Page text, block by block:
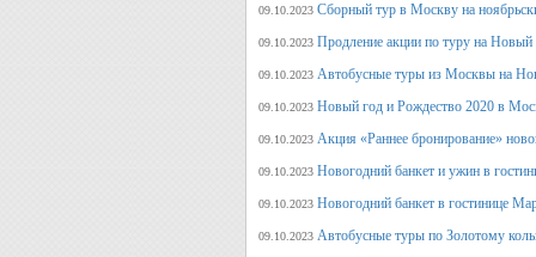
09.10.2023 Сборный тур в Москву на
09.10.2023 Продление акции по туру на
09.10.2023 Автобусные туры из Москвы на
09.10.2023 Новый год и Рождество 2020 в
09.10.2023 Акция «Раннее бронирование»
09.10.2023 Новогодний банкет и ужин в
09.10.2023 Новогодний банкет в гостинице
09.10.2023 Автобусные туры по Золотому